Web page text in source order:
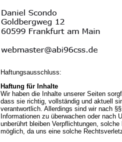
Haftungsausschluss:
Haftung für Inhalte
Wir haben die Inhalte unserer Seiten
dass sie richtig, vollständig und aktuell
verantwortlich. Allerdings sind wir nach
Informationen zu überwachen oder
unberührt bleiben Verpflichtungen,
möglich, da uns eine solche